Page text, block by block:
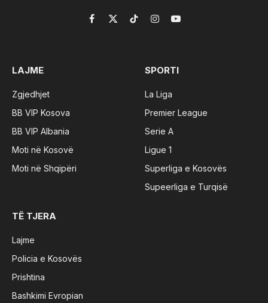
Facebook
X
TikTokInstagramYouTube
LAJME
Zgjedhjet
BB VIP Kosova
BB VIP Albania
Moti në Kosovë
Moti në Shqipëri
SPORTI
La Liga
Premier League
Serie A
Ligue 1
Superliga e Kosovës
Supeerliga e Turqisë
TË TJERA
Lajme
Policia e Kosovës
Prishtina
Bashkimi Evropian